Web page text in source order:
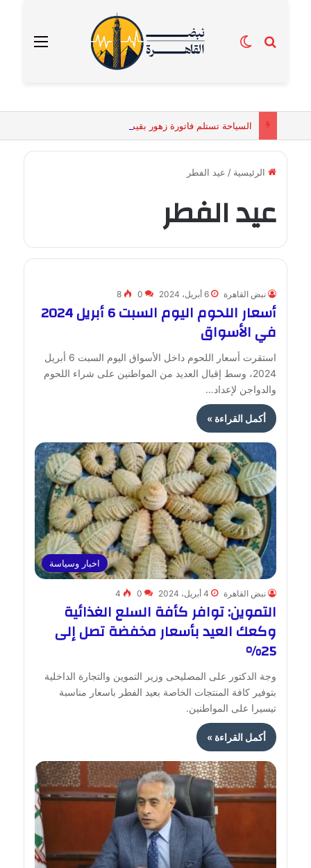
القائمة بحث عنالوضع المظلم
الرئيسية / عيد الفطر
عيد الفطر
نبض القاهرة 6 أبريل، 2024 0
8
أسعار اللحوم اليوم السبت 6 أبريل 2024
في الأسواق
استقرت أسعار اللحوم داخل الأسواق اليوم السبت 6 أبريل
2024، وسط إقبال العديد من المواطنين على شراء اللحوم
والدواجن لإعداد…
أكمل القراءة »
اخبار وسياسة
نبض القاهرة 4 أبريل، 2024 0
4
التموين: توافر كأفة السلع الغذائية
وكعك العيد بأسعار مخفضة تصل إلى
25%
وجة الدكتور على المصليحى وزير التموين والتجارة الداخلية
بتوفير كافة المنتجات الخاصة بعيد الفطر باسعار مناسبة
تيسيرا على المواطنين.
أكمل القراءة »